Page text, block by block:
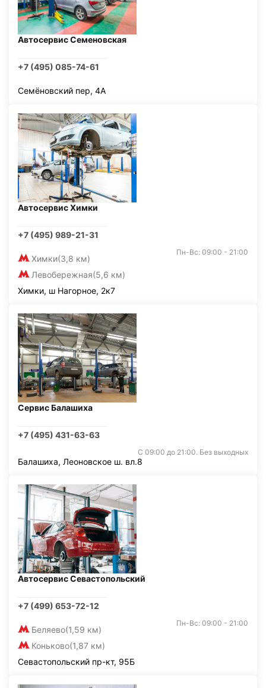
Автосервис Семеновская
+7 (495) 085-74-61
Семёновский пер, 4А
Автосервис Химки
+7 (495) 989-21-31
Химки(3,8 км)
Левобережная(5,6 км)
Пн-Вс: 09:00 - 21:00
Химки, ш Нагорное, 2к7
Сервис Балашиха
+7 (495) 431-63-63
С 09:00 до 21:00. Без выходных
Балашиха, Леоновское ш. вл.8
Автосервис Севастопольский
+7 (499) 653-72-12
Беляево(1,59 км)
Коньково(1,87 км)
Пн-Вс: 09:00 - 21:00
Севастопольский пр-кт, 95Б